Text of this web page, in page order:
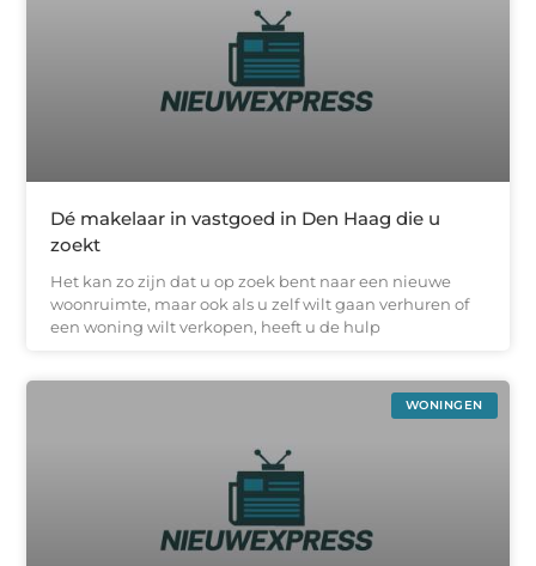
Dé makelaar in vastgoed in Den Haag die u
zoekt
Het kan zo zijn dat u op zoek bent naar een nieuwe
woonruimte, maar ook als u zelf wilt gaan verhuren of
een woning wilt verkopen, heeft u de hulp
WONINGEN